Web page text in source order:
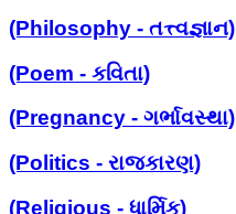
(Philosophy - તત્ત્વજ્ઞાન)
(Poem - કવિતા)
(Pregnancy - ગર્ભાવસ્થા)
(Politics - રાજકારણ)
(Religious - ધાર્મિક)